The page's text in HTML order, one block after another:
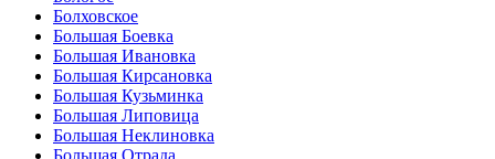
Болховское
Большая Боевка
Большая Ивановка
Большая Кирсановка
Большая Кузьминка
Большая Липовица
Большая Неклиновка
Большая Отрада